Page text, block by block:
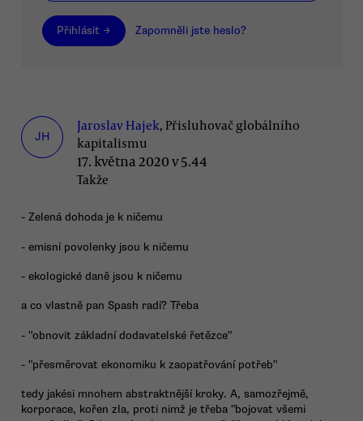
Přihlásit → Zapomněli jste heslo?
JH
Jaroslav Hajek, Přisluhovač globálního
kapitalismu
17. května 2020 v 5.44
Takže
- Zelená dohoda je k ničemu
- emisní povolenky jsou k ničemu
- ekologické daně jsou k ničemu
a co vlastně pan Spash radí? Třeba
- "obnovit základní dodavatelské řetězce"
- "přesměrovat ekonomiku k zaopatřování potřeb"
tedy jakési mnohem abstraktnější kroky. A, samozřejmě,
korporace, kořen zla, proti nimž je třeba "bojovat všemi